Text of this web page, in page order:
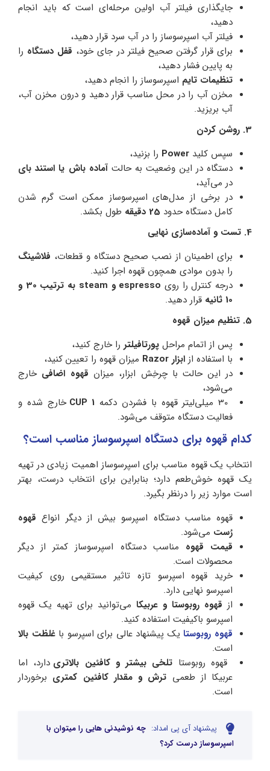
جایگذاری فیلتر آب اولین مرحله‌ای است که باید انجام
دهید،
فیلتر آب اسپرسوساز را در آب سرد قرار دهید،
برای قرار گرفتن صحیح فیلتر در جای خود، قفل دستگاه را
به پایین فشار دهید،
تنظیمات تایم اسپرسوساز را انجام دهید،
مخزن آب را در محل مناسب قرار دهید و درون مخزن آب،
آب بریزید.
3. روشن کردن
سپس کلید Power را بزنید،
دستگاه در این وضعیت به حالت آماده باش یا استند بای
در می‌آید،
در برخی از مدل‌‌های اسپرسوساز ممکن است گرم شدن
کامل دستگاه حدود 25 دقیقه
طول بکشد.
4. تست و آماده‌سازی نهایی
برای اطمینان از نصب صحیح دستگاه و قطعات، فلاشینگ
را بدون موادی همچون قهوه اجرا کنید.
درجه کنترل را روی
espresso و steam به ترتیب 30 و
10 ثانیه
قرار دهید.
5. تنظیم میزان قهوه
پس از اتمام مراحل پورتافیلتر را خارج کنید،
با استفاده از ابزار Razor
میزان قهوه را تعیین کنید،
در این حالت با چرخِش ابزار، میزان قهوه اضافی خارج
می‌شود،
30 میلی‌لیتر
قهوه با فشردن دکمه CUP 1 خارج شده و
فعالیت دستگاه متوقف می‌شود.
کدام قهوه برای دستگاه اسپرسوساز مناسب است؟
انتخاب یک قهوه مناسب برای اسپرسوساز اهمیت زیادی در تهیه
یک قهوه خوش‌طعم دارد؛ بنابراین برای انتخاب درست، بهتر
است موارد زیر را درنظر بگیرد.
قهوه مناسب دستگاه اسپرسو بیش از دیگر انواع قهوه
رُست می‌شود.
قیمت قهوه مناسب دستگاه اسپرسوساز کمتر از دیگر
محصولات است.
خرید قهوه اسپرسو تازه تاثیر مستقیمی روی کیفیت
اسپرسو نهایی دارد.
از قهوه روبوستا و عربیکا می‌توانید برای تهیه یک قهوه
اسپرسو باکیفیت استفاده کنید.
قهوه روبوستایک پیشنهاد عالی برای اسپرسو باغلظت بالا
است.
قهوه روبوستا تلخی بیشتر و کافئین بالاتری دارد، اما
عربیکا از طعمی ترش و مقدار کافئین کمتری برخوردار
است.
پیشنهاد آی پی امداد: چه نوشیدنی هایی را میتوان با
اسپرسوساز درست کرد؟